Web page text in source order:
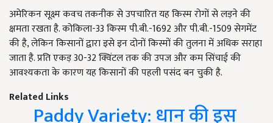
अमेरिकन सूक्ष्म कवच तकनीक से उपचारित यह किस्म रोगों से लड़ने की
क्षमता रखता है. कोकिला-33 किस्म पी.बी.-1692 और पी.बी.-1509 सेगमेंट
की है, लेकिन किसानों द्वारा इसे इन दोनों किस्मों की तुलना में अधिक सराहा
जाता है. प्रति एकड़ 30-32 क्विंटल तक की उपज और कम सिंचाई की
आवश्यकता के कारण यह किसानों की पहली पसंद बन चुकी है.
Related Links
Paddy Variety: धान की इस